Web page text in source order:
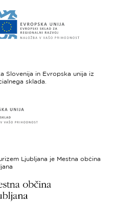
do
spletne
-
regionalni
Slovenija in Evropska unija iz
sklada.
spletne
sklad
Ljubljana je Mestna občina